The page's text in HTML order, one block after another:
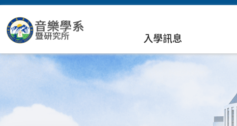
入學訊息